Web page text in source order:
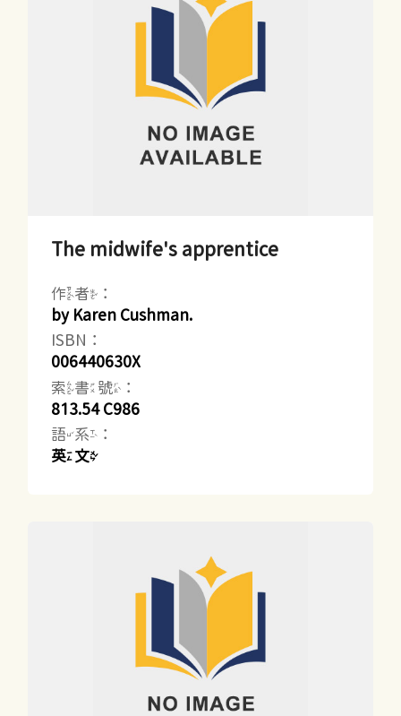
The midwife's apprentice
作者：
by Karen Cushman.
ISBN：
006440630X
索書號：
813.54 C986
語系：
英文